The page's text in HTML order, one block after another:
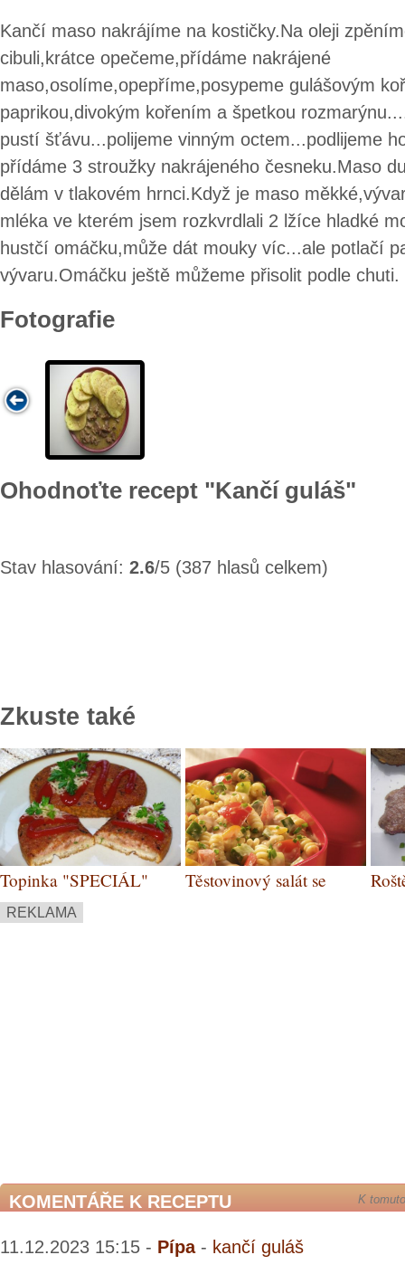
Kančí maso nakrájíme na kostičky.Na oleji
cibuli,krátce opečeme,přídáme nakrájené
maso,osolíme,opepříme,posypeme gulášovým
paprikou,divokým kořením a špetkou
pustí šťávu...polijeme vinným octem...podlijeme
přídáme 3 stroužky nakrájeného česneku.Maso
dělám v tlakovém hrnci.Když je maso
mléka ve kterém jsem rozkvrdlali 2 lžíce hladké
hustčí omáčku,může dát mouky víc...ale potlačí
vývaru.Omáčku ještě můžeme přisolit podle chuti.
Fotografie
Ohodnoťte recept "Kančí guláš"
Stav hlasování: 2.6/5 (387 hlasů celkem)
Zkuste také
Topinka "SPECIÁL"
Těstovinový salát se
REKLAMA
KOMENTÁŘE K RECEPTU K
11.12.2023 15:15 - Pípa- kančí guláš